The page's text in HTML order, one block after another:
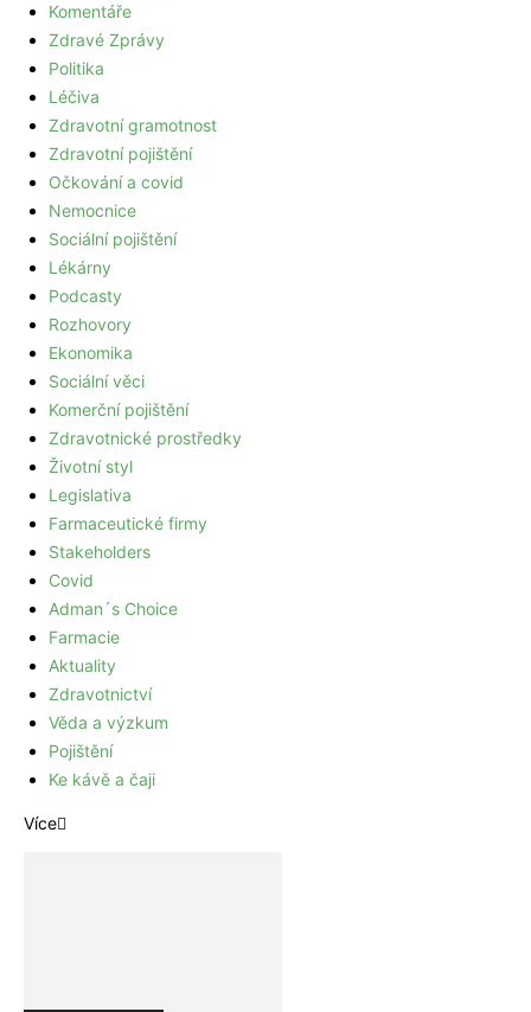
Komentáře
Zdravé Zprávy
Politika
Léčiva
Zdravotní gramotnost
Zdravotní pojištění
Očkování a covid
Nemocnice
Sociální pojištění
Lékárny
Podcasty
Rozhovory
Ekonomika
Sociální věci
Komerční pojištění
Zdravotnické prostředky
Životní styl
Legislativa
Farmaceutické firmy
Stakeholders
Covid
Adman´s Choice
Farmacie
Aktuality
Zdravotnictví
Věda a výzkum
Pojištění
Ke kávě a čaji
Více